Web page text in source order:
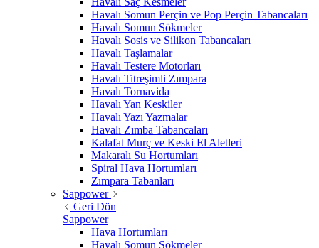
Havalı Somun Perçin ve Pop Perçin Tabancaları
Havalı Somun Sökmeler
Havalı Sosis ve Silikon Tabancaları
Havalı Taşlamalar
Havalı Testere Motorları
Havalı Titreşimli Zımpara
Havalı Tornavida
Havalı Yan Keskiler
Havalı Yazı Yazmalar
Havalı Zımba Tabancaları
Kalafat Murç ve Keski El Aletleri
Makaralı Su Hortumları
Spiral Hava Hortumları
Zımpara Tabanları
Sappower
Geri Dön
Sappower
Hava Hortumları
Havalı Somun Sökmeler